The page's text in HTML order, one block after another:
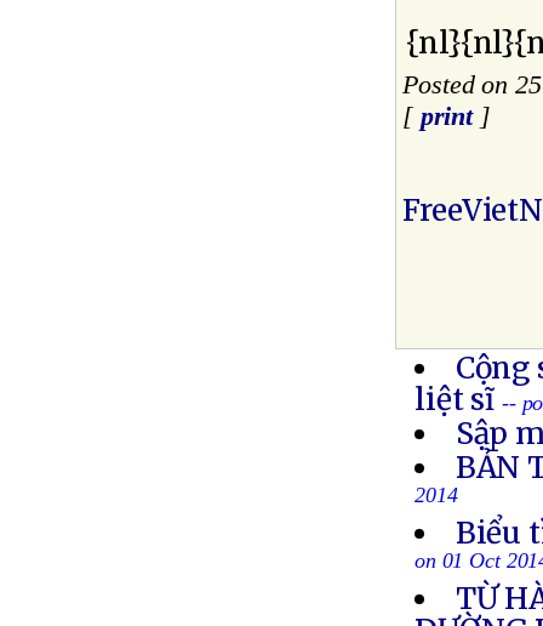
Posted on
[ print]
Cộng
liệt sĩ --
Sập
BẢN
2014
Biểu
on 01 Oct
TỪ